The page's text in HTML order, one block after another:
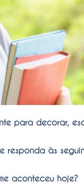
para decorar,
às
aconteceu hoje?